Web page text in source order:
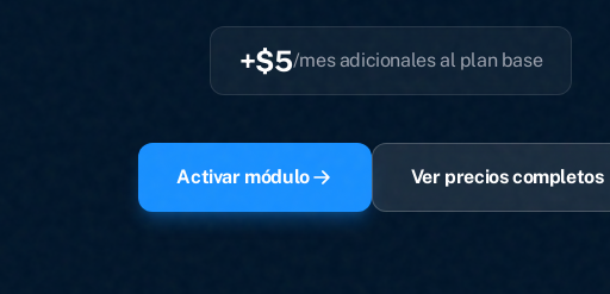
+$5/mes adicionales al plan base
Activar módulo Ver precios completos